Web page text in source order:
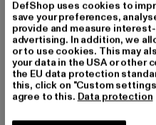
Marque: Another Cotton
Catégorie: Sweat & Fleece
Couleur: weiß
Couleur du fabricant: white
Composition du matériau:
DefShop uses cookies to
save your preferences,
provide and measure
advertising. In addition, we
or to use cookies. This may
your data in the USA or other
the EU data protection
this, click on "Custom
agree to this. Data protection